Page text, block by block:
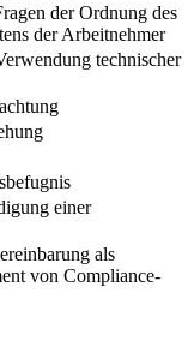
der Ordnung des
der Arbeitnehmer
technischer
einer
als
von Compliance-